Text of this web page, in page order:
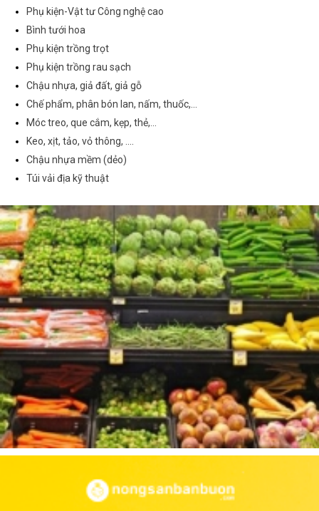
Phụ kiện-Vật tư Công nghệ cao
Bình tưới hoa
Phụ kiện trồng trọt
Phụ kiện trồng rau sạch
Chậu nhựa, giả đất, giả gỗ
Chế phẩm, phân bón lan, nấm, thuốc,...
Móc treo, que cắm, kẹp, thẻ,...
Keo, xịt, tảo, vỏ thông, ....
Chậu nhựa mềm (dẻo)
Túi vải địa kỹ thuật